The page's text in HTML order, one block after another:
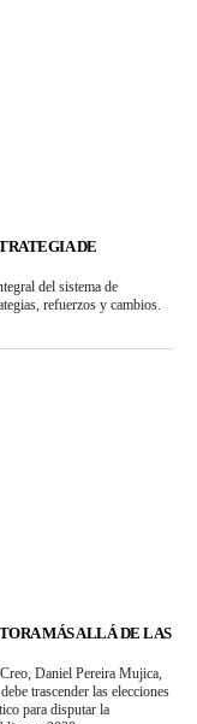
DE
del sistema de
refuerzos y cambios.
MÁS ALLÁ DE LAS
Daniel Pereira Mujica,
trascender las elecciones
para disputar la